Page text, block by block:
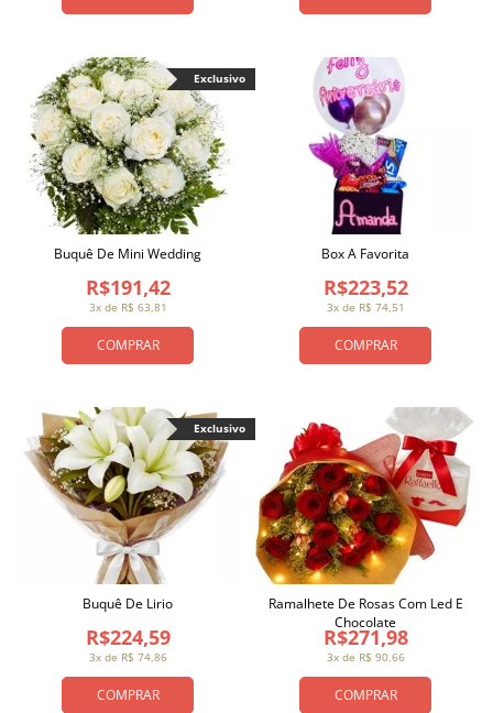
COMPRAR
3x de R$ 63,81
R$191,42
Buquê De Mini Wedding
Exclusivo
COMPRAR
3x de R$ 74,51
R$223,52
Box A Favorita
COMPRAR
3x de R$ 74,86
R$224,59
Buquê De Lirio
Exclusivo
COMPRAR
3x de R$ 90,66
R$271,98
Ramalhete De Rosas Com Led E
Chocolate